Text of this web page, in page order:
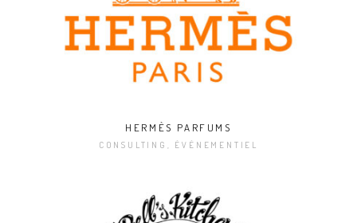
HERMÈS PARFUMS
CONSULTING, ÉVÉNEMENTIEL